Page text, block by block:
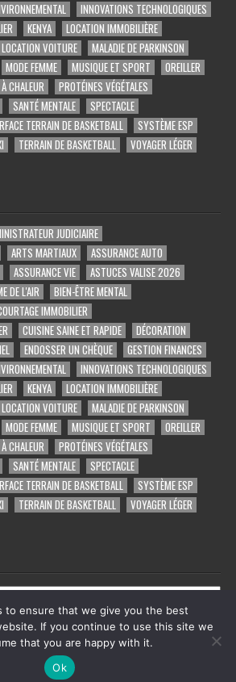
INNOVATIONS TECHNOLOGIQUES
KENYA
LOCATION IMMOBILIÈRE
LOCATION VOITURE
MALADIE DE PARKINSON
MODE FEMME MUSIQUE ET SPORT
OREILLER
CHALEUR
PROTÉINES VÉGÉTALES
SANTÉ MENTALE
SPECTACLE
TERRAIN DE BASKETBALL
SYSTÈME ESP
TERRAIN DE BASKETBALL VOYAGER LÉGER
JUDICIAIRE
ARTS MARTIAUX
ASSURANCE AUTO
ASSURANCE VIE
ASTUCES VALISE 2026
DE L'AIR
BIEN-ÊTRE MENTAL
IMMOBILIER
CUISINE SAINE ET RAPIDE
DÉCORATION
ENDOSSER UN CHÈQUE
GESTION FINANCES
INNOVATIONS TECHNOLOGIQUES
KENYA
LOCATION IMMOBILIÈRE
LOCATION VOITURE
MALADIE DE PARKINSON
MODE FEMME MUSIQUE ET SPORT
OREILLER
CHALEUR
PROTÉINES VÉGÉTALES
SANTÉ MENTALE
SPECTACLE
TERRAIN DE BASKETBALL
SYSTÈME ESP
TERRAIN DE BASKETBALL VOYAGER LÉGER
tout ce qu'on trouve sur facebook
by ThemesDNA.com
to ensure that we give you the best
If you continue to use this site we
that you are happy with it.
Ok